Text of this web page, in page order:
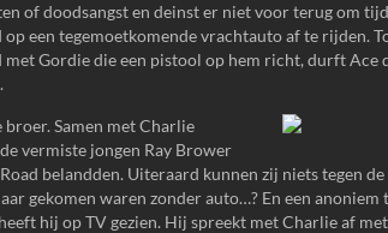
of doodsangst en deinst er niet voor terug om
een tegemoetkomende vrachtauto af te rijden.
Gordie die een pistool op hem richt, durft Ace
broer. Samen met Charlie
vermiste jongen Ray Brower
belandden. Uiteraard kunnen zij niets tegen
gekomen waren zonder auto…? En een
hij op TV gezien. Hij spreekt met Charlie af